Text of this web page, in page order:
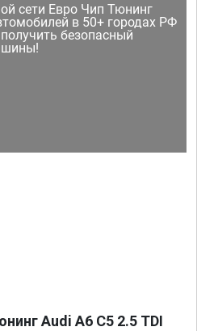
сети Евро Чип Тюнинг
в 50+ городах РФ
безопасный
Audi A6 C5 2.5 TDI